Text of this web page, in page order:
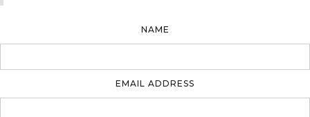
NAME
EMAIL ADDRESS